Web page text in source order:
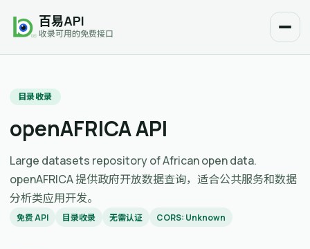
百易API
收录可用的免费接口
目录收录
openAFRICA API
Large datasets repository of African open data.
openAFRICA 提供政府开放数据查询，适合公共服务和数据
分析类应用开发。
免费 API 目录收录 无需认证 CORS: Unknown